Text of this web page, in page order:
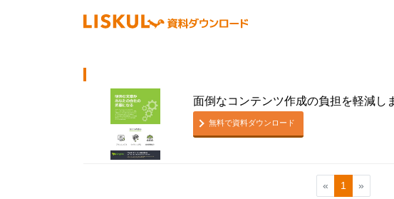
面倒なコンテンツ作成の負担を軽減し
無料で資料ダウンロード
« 1 »